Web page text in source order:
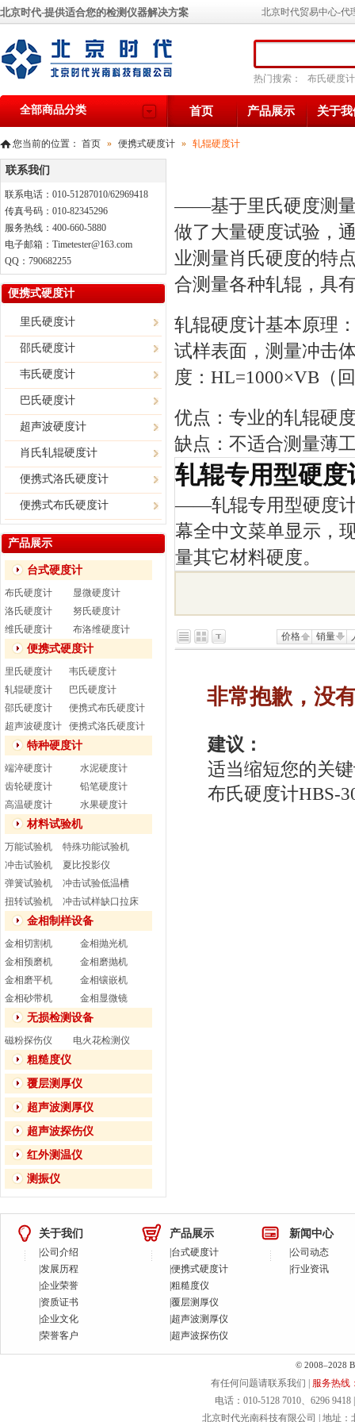
全部商品分类
北京时代-提供适合您的检测仪器解决方案
热门搜索： 布氏硬度计
首页 产品展示 关于我
北京时代贸易中心-代
您当前的位置： 首页 » 便携式硬度计 » 轧辊硬度计
——基于里氏硬度测量
做了大量硬度试验，
业测量肖氏硬度的特
合测量各种轧辊，具
轧辊硬度计基本原理
试样表面，测量冲击
度：HL=1000×VB（
优点：专业的轧辊硬
缺点：不适合测量薄
轧辊专用型硬度
——轧辊专用型硬度
幕全中文菜单显示，
量其它材料硬度。
价格 销量
非常抱歉，没
建议：
适当缩短您的关
布氏硬度计HBS-
联系我们
联系电话：010-51287010/62969418
传真号码：010-82345296
服务热线：400-660-5880
电子邮箱：Timetester@163.com
QQ：790682255
便携式硬度计
里氏硬度计
邵氏硬度计
韦氏硬度计
巴氏硬度计
超声波硬度计
肖氏轧辊硬度计
便携式洛氏硬度计
便携式布氏硬度计
产品展示
台式硬度计
布氏硬度计
显微硬度计
洛氏硬度计
努氏硬度计
维氏硬度计
布洛维硬度计
便携式硬度计
里氏硬度计
韦氏硬度计
轧辊硬度计
巴氏硬度计
邵氏硬度计
便携式布氏硬度计
超声波硬度计
便携式洛氏硬度计
特种硬度计
端淬硬度计
水泥硬度计
齿轮硬度计
铅笔硬度计
高温硬度计
水果硬度计
材料试验机
万能试验机
特殊功能试验机
冲击试验机
夏比投影仪
弹簧试验机
冲击试验低温槽
扭转试验机
冲击试样缺口拉床
金相制样设备
金相切割机
金相抛光机
金相预磨机
金相磨抛机
金相磨平机
金相镶嵌机
金相砂带机
金相显微镜
无损检测设备
磁粉探伤仪 电火花检测仪
粗糙度仪
覆层测厚仪
超声波测厚仪
超声波探伤仪
红外测温仪
测振仪
关于我们
公司介绍
发展历程
企业荣誉
资质证书
企业文化
荣誉客户
产品展示
台式硬度计
便携式硬度计
粗糙度仪
覆层测厚仪
超声波测厚仪
超声波探伤仪
新闻中心
公司动态
行业资讯
© 2008–2028
有任何问题请联系我们 | 服务热线
电话：010-5128 7010、6296 9418
北京时代光南科技有限公司 | 地址：